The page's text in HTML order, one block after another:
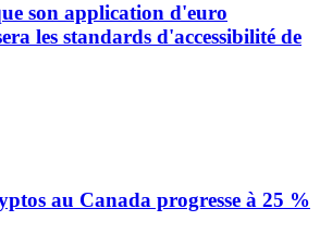
son application d'euro
les standards d'accessibilité de
au Canada progresse à 25 %